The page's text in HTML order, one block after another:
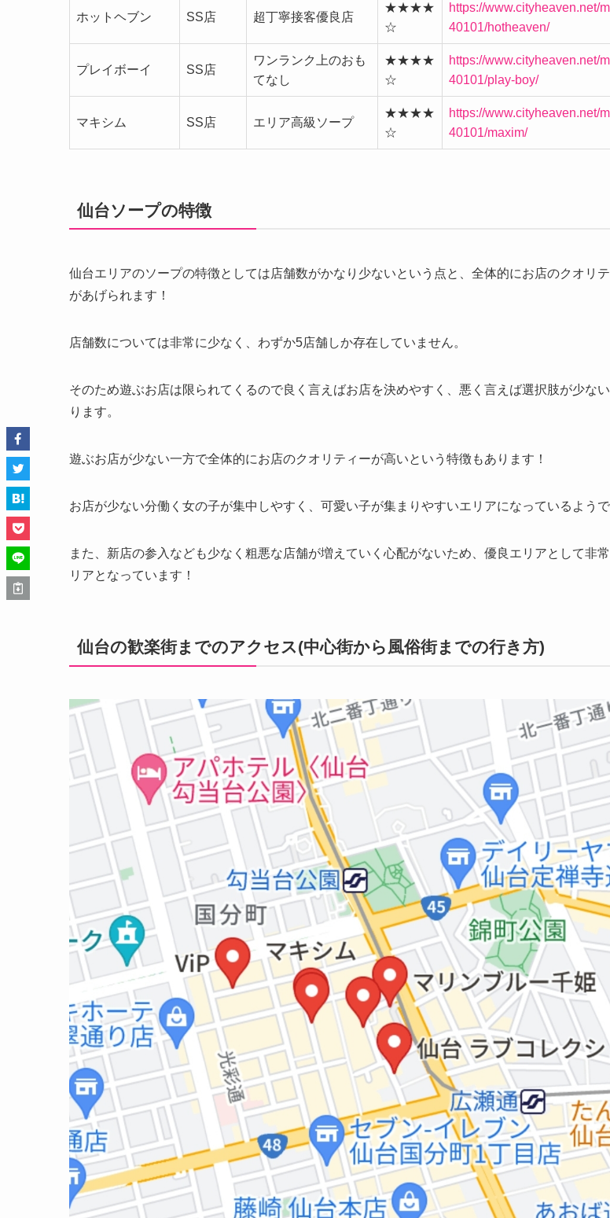
ホットヘブン SS店 超丁寧接客優良店
★★★★
☆
https://www.cityheaven.net/
40101/hotheaven/
プレイボーイ SS店
ワンランク上のおも
てなし
★★★★
☆
https://www.cityheaven.net/
40101/play-boy/
マキシム SS店 エリア高級ソープ
★★★★
☆
https://www.cityheaven.net/
40101/maxim/
仙台ソープの特徴
仙台エリアのソープの特徴としては店舗数がかなり少ないという点と、全体的にお店のクオリ
があげられます！
店舗数については非常に少なく、わずか5店舗しか存在していません。
そのため遊ぶお店は限られてくるので良く言えばお店を決めやすく、悪く言えば選択肢が少な
ります。
遊ぶお店が少ない一方で全体的にお店のクオリティーが高いという特徴もあります！
お店が少ない分働く女の子が集中しやすく、可愛い子が集まりやすいエリアになっているようで
また、新店の参入なども少なく粗悪な店舗が増えていく心配がないため、優良エリアとして非
リアとなっています！
仙台の歓楽街までのアクセス(中心街から風俗街までの行き方)